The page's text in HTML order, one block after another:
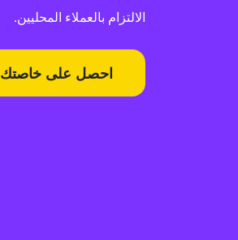
الالتزام بالعملاء المحليين.
احصل على خاصتك